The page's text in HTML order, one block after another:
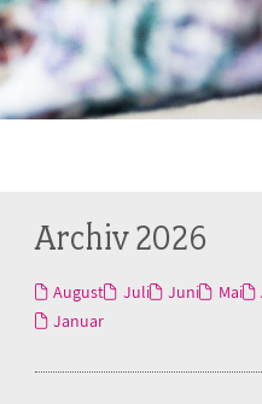
Archiv 2026
August Juli Juni Mai
Januar